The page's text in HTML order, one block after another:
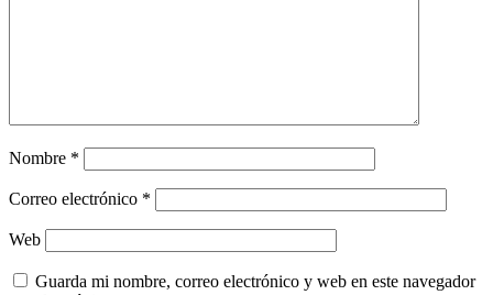
Nombre *
Correo electrónico *
Web
Guarda mi nombre, correo electrónico y web en este navegador